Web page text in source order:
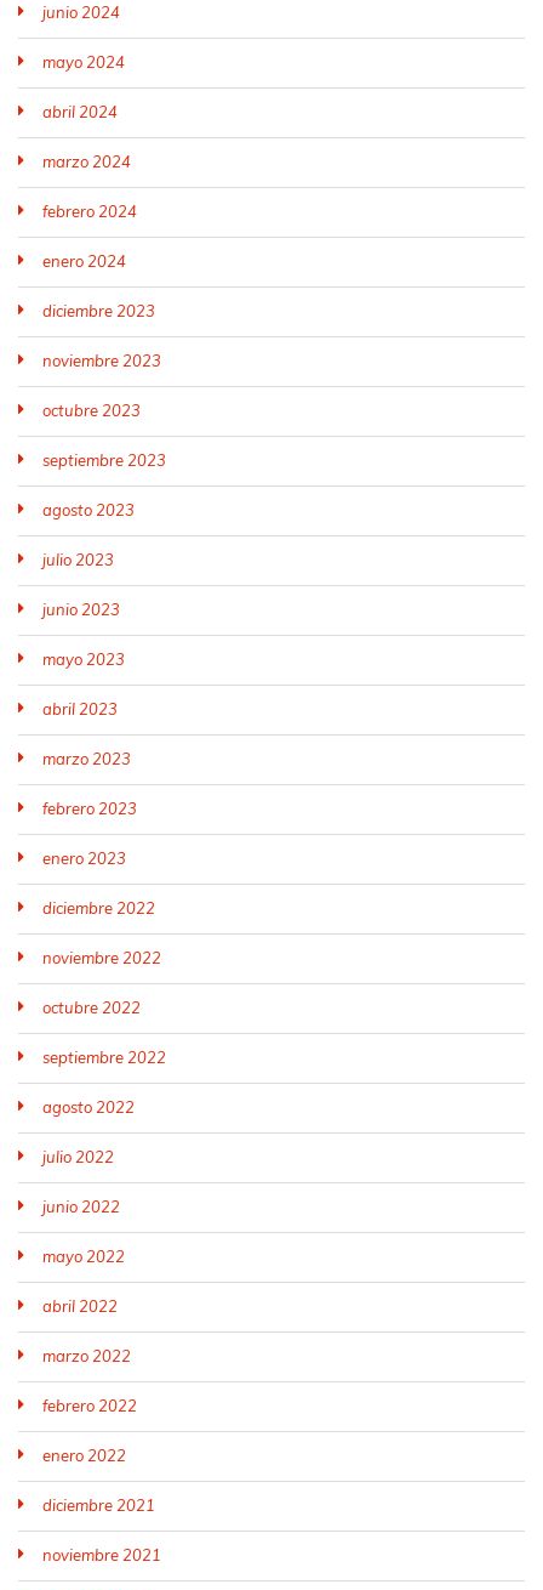
junio 2024
mayo 2024
abril 2024
marzo 2024
febrero 2024
enero 2024
diciembre 2023
noviembre 2023
octubre 2023
septiembre 2023
agosto 2023
julio 2023
junio 2023
mayo 2023
abril 2023
marzo 2023
febrero 2023
enero 2023
diciembre 2022
noviembre 2022
octubre 2022
septiembre 2022
agosto 2022
julio 2022
junio 2022
mayo 2022
abril 2022
marzo 2022
febrero 2022
enero 2022
diciembre 2021
noviembre 2021